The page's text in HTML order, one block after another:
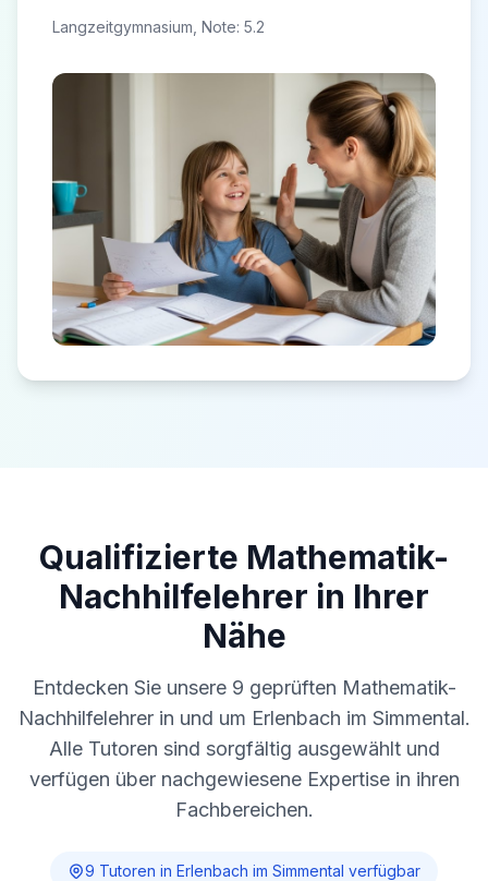
Langzeitgymnasium, Note: 5.2
Qualifizierte Mathematik-
Nachhilfelehrer in Ihrer
Nähe
Entdecken Sie unsere 9 geprüften Mathematik-
Nachhilfelehrer in und um Erlenbach im Simmental.
Alle Tutoren sind sorgfältig ausgewählt und
verfügen über nachgewiesene Expertise in ihren
Fachbereichen.
9 Tutoren in Erlenbach im Simmental verfügbar